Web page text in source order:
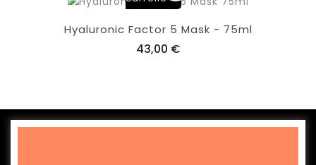
Hyaluronic Factor 5 Mask - 75ml
43,00 €